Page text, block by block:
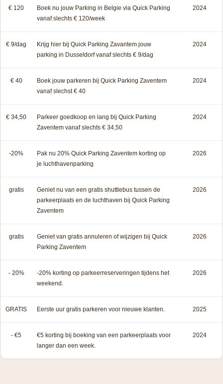
€ 120
Boek nu jouw Parking in Belgie via Quick Parking
vanaf slechts € 120/week
2024
€ 9/dag
Krijg hier bij Quick Parking Zavantem jouw
parking in Dusseldorf vanaf slechts € 9/dag
2024
€ 40
Boek jouw parkeren bij Quick Parking Zaventem
vanaf slechst € 40
2024
€ 34,50
Parkeer goedkoop en lang bij Quick Parking
Zaventem vanaf slechts € 34,50
2024
-20%
Pak nu 20% Quick Parking Zaventem korting op
je luchthavenparking
2026
gratis
Geniet nu van een gratis shuttlebus tussen de
parkeerplaats en de luchthaven bij Quick Parking
Zaventem
2026
gratis
Geniet van gratis annuleren of wijzigen bij Quick
Parking Zaventem
2026
- 20%
-20% korting op parkeerreserveringen tijdens het
weekend.
2026
GRATIS Eerste uur gratis parkeren voor nieuwe klanten. 2025
- €5
€5 korting bij boeking van een parkeerplaats voor
langer dan een week.
2024